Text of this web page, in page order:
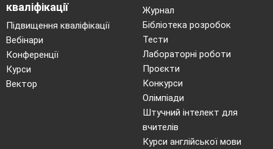
доступністю
щороку
кави
кваліфікації
Підвищення кваліфікації
Вебінари
Конференції
Курси
Вектор
Журнал
Бібліотека розробок
Тести
Лабораторні роботи
Проєкти
Конкурси
Олімпіади
Штучний інтелект для
вчителів
Курси англійської мови